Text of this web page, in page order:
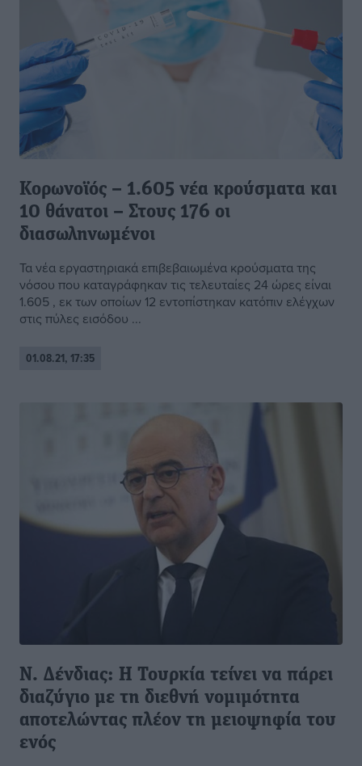
Κορωνοϊός – 1.605 νέα κρούσματα και
10 θάνατοι – Στους 176 οι
διασωληνωμένοι
Τα νέα εργαστηριακά επιβεβαιωμένα κρούσματα της
νόσου που καταγράφηκαν τις τελευταίες 24 ώρες είναι
1.605 , εκ των οποίων 12 εντοπίστηκαν κατόπιν ελέγχων
στις πύλες εισόδου ...
01.08.21, 17:35
Ν. Δένδιας: Η Τουρκία τείνει να πάρει
διαζύγιο με τη διεθνή νομιμότητα
αποτελώντας πλέον τη μειοψηφία του
ενός